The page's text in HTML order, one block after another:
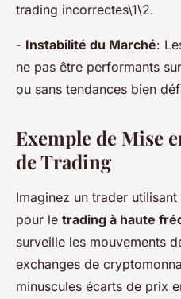
trading incorrectes\1\2.
- Instabilité du Marché:
ne pas être performants
ou sans tendances bien
Exemple de Mise
de Trading
Imaginez un trader
pour le trading à haute
surveille les mouvements
exchanges de
minuscules écarts de prix